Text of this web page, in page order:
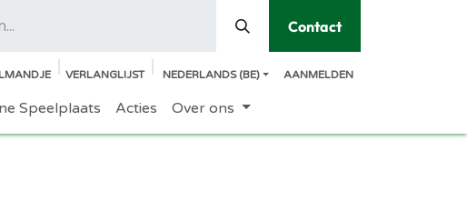
Contact
VERLANGLIJST NEDERLANDS (BE) AANMELDEN
Speelplaats Acties Over ons